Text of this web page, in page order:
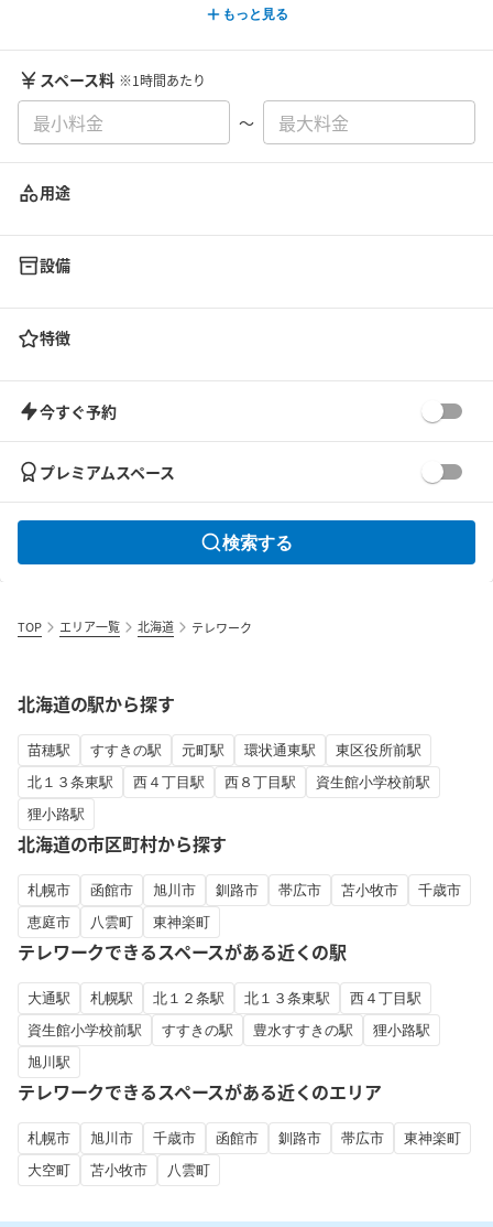
もっと見る
スペース料 ※1時間あたり
〜
用途
設備
特徴
今すぐ予約
プレミアムスペース
検索する
TOP エリア一覧 北海道 テレワーク
北海道の駅から探す
苗穂駅 すすきの駅 元町駅 環状通東駅
東区役所前駅
北１３条東駅
西４丁目駅 西８丁目駅
資生館小学校前駅
狸小路駅
北海道の市区町村から探す
札幌市 函館市 旭川市 釧路市 帯広市 苫小牧市
千歳市
恵庭市
八雲町 東神楽町
テレワークできるスペースがある近くの駅
大通駅 札幌駅 北１２条駅 北１３条東駅
西４丁目駅
資生館小学校前駅
すすきの駅 豊水すすきの駅
狸小路駅
旭川駅
テレワークできるスペースがある近くのエリア
札幌市 旭川市 千歳市 函館市 釧路市 帯広市
東神楽町
大空町
苫小牧市 八雲町